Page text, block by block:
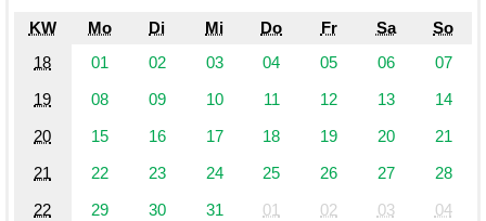
KW Mo Di Mi Do Fr Sa
So
18
01 02 03 04 05 06
07
19
08 09 10 11 12 13
14
20
15 16 17 18 19 20
21
21
22 23 24 25 26 27
28
22
29 30 31 01 02 03 04